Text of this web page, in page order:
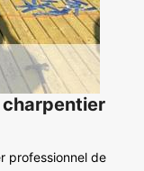
professionnel de